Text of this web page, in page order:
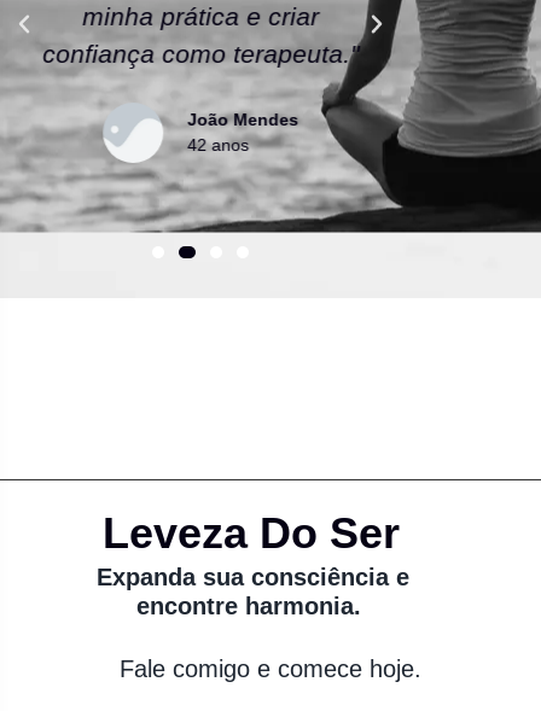
minha prática e criar
confiança como terapeuta."
João Mendes
42 anos
Leveza Do Ser
Expanda sua consciência e
encontre harmonia.
Fale comigo e comece hoje.